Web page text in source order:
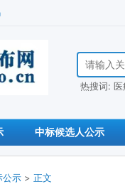
搜索招标信
热搜词:
中标候选人公示
公示 > 正文